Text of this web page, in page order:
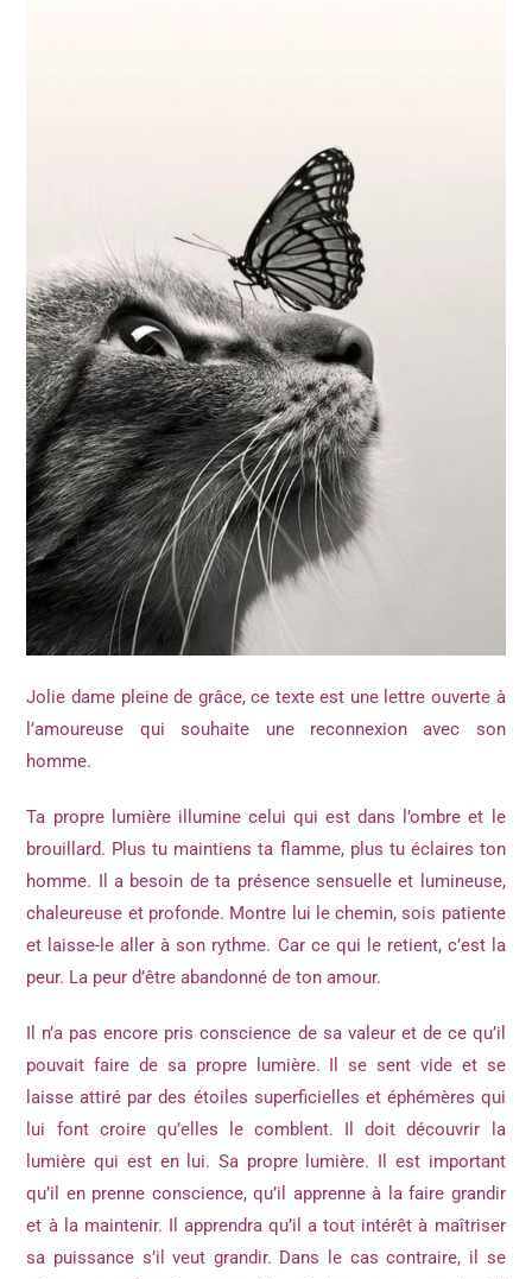
Jolie dame pleine de grâce, ce texte est une lettre ouverte à
l’amoureuse qui souhaite une reconnexion avec son
homme.
Ta propre lumière illumine celui qui est dans l’ombre et le
brouillard. Plus tu maintiens ta flamme, plus tu éclaires ton
homme. Il a besoin de ta présence sensuelle et lumineuse,
chaleureuse et profonde. Montre lui le chemin, sois patiente
et laisse-le aller à son rythme. Car ce qui le retient, c’est la
peur. La peur d’être abandonné de ton amour.
Il n’a pas encore pris conscience de sa valeur et de ce qu’il
pouvait faire de sa propre lumière. Il se sent vide et se
laisse attiré par des étoiles superficielles et éphémères qui
lui font croire qu’elles le comblent. Il doit découvrir la
lumière qui est en lui. Sa propre lumière. Il est important
qu’il en prenne conscience, qu’il apprenne à la faire grandir
et à la maintenir. Il apprendra qu’il a tout intérêt à maîtriser
sa puissance s’il veut grandir. Dans le cas contraire, il se